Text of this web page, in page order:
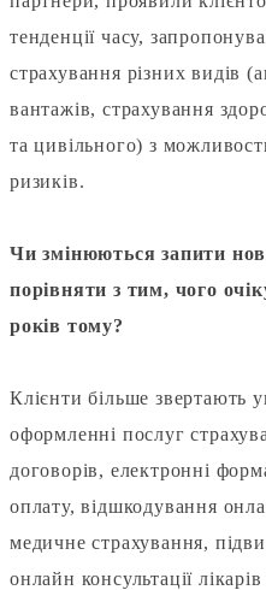
тенденції часу,
страхування різних видів
вантажів, страхування
та цивільного) з
ризиків.
Чи змінюються запити
порівняти з тим, чого
років тому?
Клієнти більше звертають
оформленні послуг
договорів, електронні
оплату, відшкодування
медичне страхування,
онлайн консультації